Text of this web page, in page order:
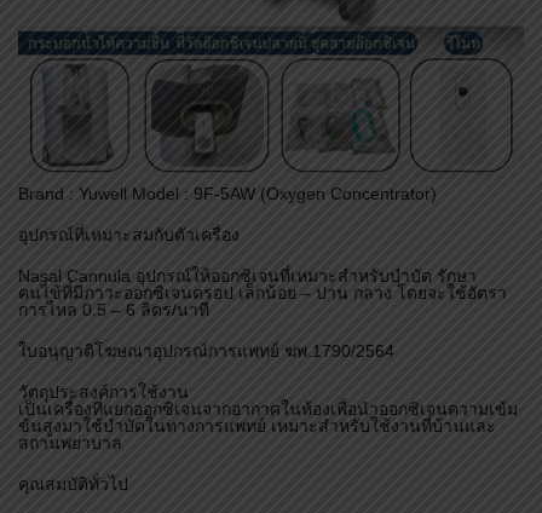
Brand : Yuwell Model : 9F-5AW (Oxygen Concentrator)
อุปกรณ์ที่เหมาะสมกับตัวเครื่อง
Nasal Cannula อุปกรณ์ให้ออกซิเจนที่เหมาะสำหรับบำบัด รักษา
คนไข้ที่มีภาวะออกซิเจนดรอป เล็กน้อย – ปาน กลาง โดยจะใช้อัตรา
การไหล 0.5 – 6 ลิตร/นาที
ใบอนุญาติโฆษณาอุปกรณ์การแพทย์ ฆพ.1790/2564
วัตถุประสงค์การใช้งาน
เป็นเครื่องที่แยกออกซิเจนจากอากาศในห้องเพื่อนำออกซิเจนความเข้ม
ข้นสูงมาใช้บำบัดในทางการแพทย์ เหมาะสำหรับใช้งานที่บ้านและ
สถานพยาบาล
คุณสมบัติทั่วไป